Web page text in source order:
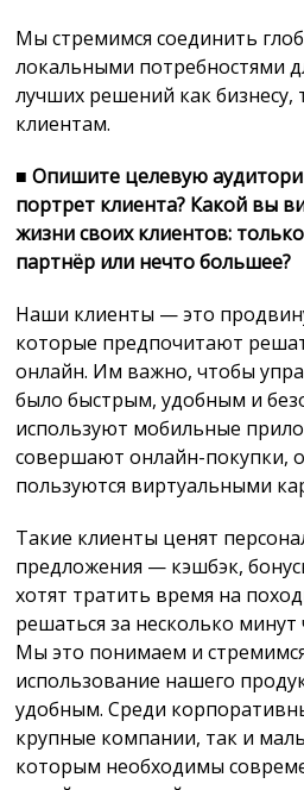
Мы стремимся соединить
локальными потребностями
лучших решений как бизнесу,
клиентам.
■Опишите целевую
портрет клиента? Какой вы
жизни своих клиентов:
партнёр или нечто большее?
Наши клиенты — это
которые предпочитают
онлайн. Им важно, чтобы
было быстрым, удобным и
используют мобильные
совершают онлайн-покупки,
пользуются виртуальными
Такие клиенты ценят
предложения — кэшбэк,
хотят тратить время на
решаться за несколько
Мы это понимаем и
использование нашего
удобным. Среди
крупные компании, так и
которым необходимы